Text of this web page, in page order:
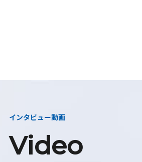
インタビュー動画
Video